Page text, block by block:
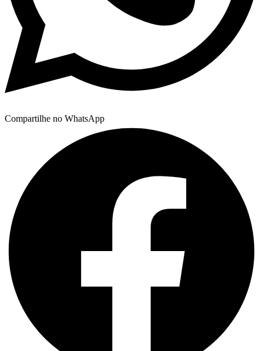
Compartilhe no WhatsApp